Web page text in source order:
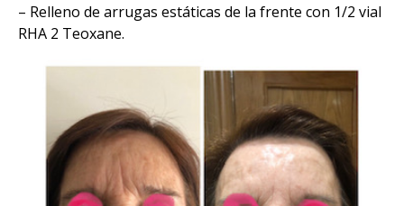
– Relleno de arrugas estáticas de la frente con 1/2 vial
RHA 2 Teoxane.